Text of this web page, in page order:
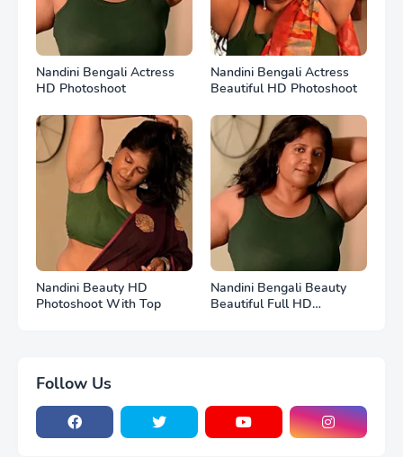
Nandini Bengali Actress
HD Photoshoot
Nandini Bengali Actress
Beautiful HD Photoshoot
Nandini Beauty HD
Photoshoot With Top
Nandini Bengali Beauty
Beautiful Full HD
Follow Us